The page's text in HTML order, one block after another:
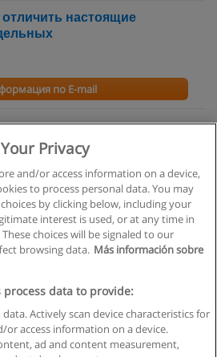
настоящие
по E-mail
финансово-экономический
по E-mail
пользования
информации
Educaedu
Privacy
and/or access information on a device,
to process personal data. You may
by clicking below, including your
interest is used, or at any time in
choices will be signaled to our
browsing data. Más información sobre
data to provide:
Actively scan device characteristics for
access information on a device.
ad and content measurement,